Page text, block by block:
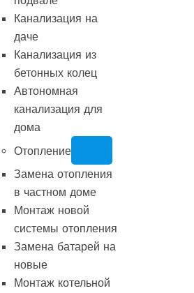
Канализация на
даче
Канализация из
бетонных колец
Автономная
канализация для
дома
Отопление
Замена отопления
в частном доме
Монтаж новой
системы отопления
Замена батарей на
новые
Монтаж котельной